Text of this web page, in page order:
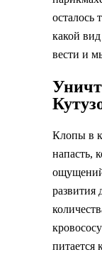
осталось
какой
вести и
Клопы в
напасть,
развития
питается